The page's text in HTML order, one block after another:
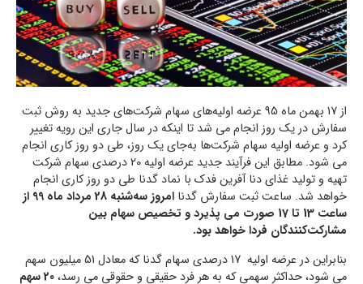
از 17 بهمن ماه 95 عرضه اولیه‌های سهام شرکت‌های جدید به روش ثبت
سفارش در یک روز انجام می شد تا اینکه در سال جاری این رویه تغییر
کرد و عرضه اولیه سهام شرکت‌ها به‌جای یک روز، طی دو روز کاری انجام
می شود. مطابق این فرآیند جدید عرضه اولیه 20 درصدی سهام شرکت
تهیه و تولید غذای دنا آفرین فدک با نماد گدنا طی دو روز کاری انجام
خواهد شد. ساعت ثبت سفارش گدنا
امروز سه‌شنبه 28 مرداد ماه 99 از
ساعت 13 تا 17 صورت می پذیرد و تخصیص سهام بین
مشارکت‌کنندگان فردا خواهد بود.
بنابراین در عرضه اولیه 17 درصدی سهام گدنا که معادل 51 میلیون سهم
می شود، حداکثر سهمی که به هر فرد حقیقی و حقوقی می رسد،20 سهم